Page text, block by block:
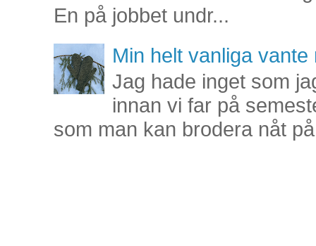
En på jobbet undr...
Min helt vanliga
Jag hade inget som
innan vi far på
som man kan brodera nåt